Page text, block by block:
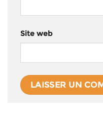
Site web